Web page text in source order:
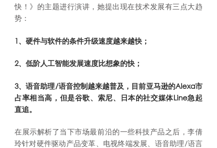
快！》的主题进行演讲，她提出现在技术发展有三点大趋
势：
1、硬件与软件的条件升级速度越来越快；
2、低阶人工智能发展速度比想象的快；
3、语音助理/语音控制越来越普及，目前亚马逊的Alexa市
占率相当高，但是谷歌、索尼、日本的社交媒体Line急起
直追。
在展示解析了当下市场最前沿的一些科技产品之后，李倩
玲针对硬件驱动产品变革、电视终端发展、语音助理/语言